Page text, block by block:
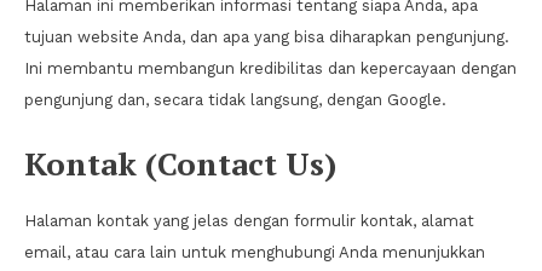
Halaman ini memberikan informasi tentang siapa Anda, apa
tujuan website Anda, dan apa yang bisa diharapkan pengunjung.
Ini membantu membangun kredibilitas dan kepercayaan dengan
pengunjung dan, secara tidak langsung, dengan Google.
Kontak (Contact Us)
Halaman kontak yang jelas dengan formulir kontak, alamat
email, atau cara lain untuk menghubungi Anda menunjukkan